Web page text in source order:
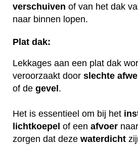
verschuiven of van het dak
naar binnen lopen.
Plat dak:
Lekkages aan een plat dak
veroorzaakt door slechte
of de gevel.
Het is essentieel om bij het
lichtkoepel of een afvoer
zorgen dat deze waterdicht